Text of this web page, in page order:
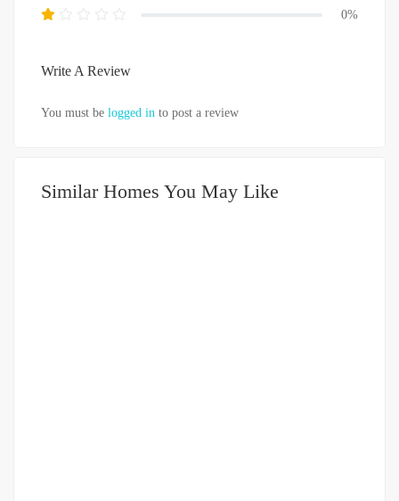
0%
Write A Review
You must be logged in to post a review
Similar Homes You May Like